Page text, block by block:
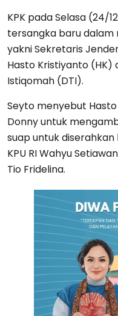
KPK pada Selasa (24/
tersangka baru dalam
yakni Sekretaris
Hasto Kristiyanto (HK)
Istiqomah (DTI).
Seyto menyebut
Donny untuk
suap untuk
KPU RI Wahyu
Tio Fridelina.